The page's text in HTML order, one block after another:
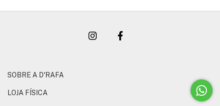
SOBRE A D'RAFA
LOJA FÍSICA